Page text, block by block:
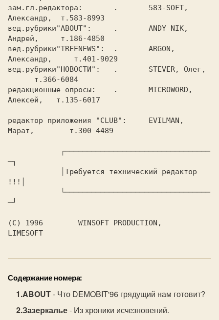
Содержание номера:
ABOUT- Что DEMOBIT'96 грядущий нам готовит?
Зазеркалье- Из хроники исчезновений.